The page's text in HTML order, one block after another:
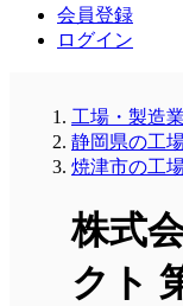
会員登録
ログイン
工場・製造
静岡県の工
焼津市の工
株式
クト